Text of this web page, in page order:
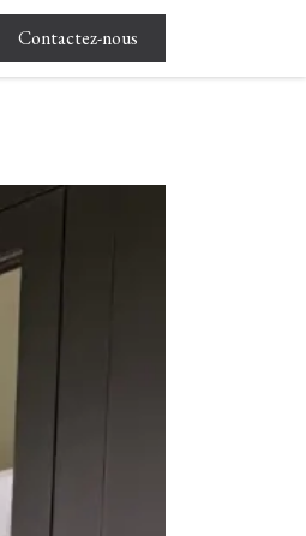
Contactez-nous